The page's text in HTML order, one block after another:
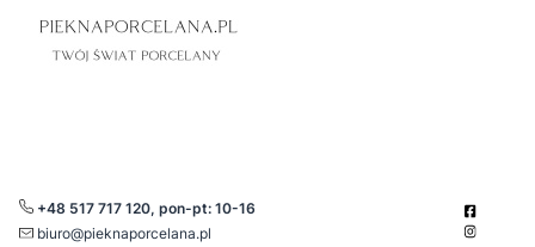
+48 517 717 120, pon-pt: 10-16
biuro@pieknaporcelana.pl